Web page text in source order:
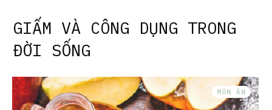
GIẤM VÀ CÔNG DỤNG TRONG
ĐỜI SỐNG
MÓN ĂN